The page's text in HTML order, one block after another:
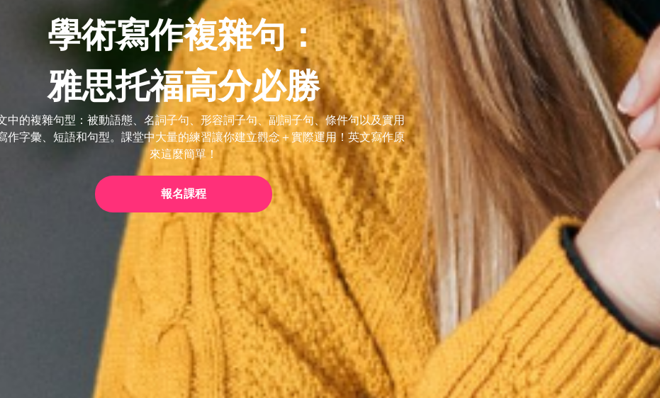
學術寫作複雜句：
雅思托福高分必勝
中的複雜句型：被動語態、名詞子句、形容詞子句、副詞子句、條件句以及實用
作字彙、短語和句型。課堂中大量的練習讓你建立觀念＋實際運用！英文寫作原
來這麼簡單！
報名課程